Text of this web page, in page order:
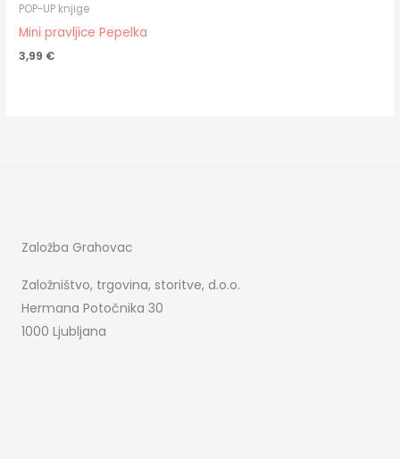
POP-UP knjige
Mini pravljice Pepelka
3,99 €
Založba Grahovac
Založništvo, trgovina, storitve, d.o.o.
Hermana Potočnika 30
1000 Ljubljana